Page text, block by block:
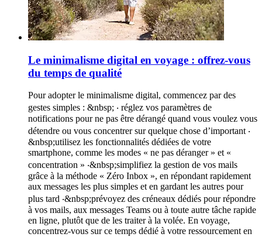
Le minimalisme digital en voyage : offrez-vous
du temps de qualité
Pour adopter le minimalisme digital, commencez par des
gestes simples : &nbsp; ‧ réglez vos paramètres de
notifications pour ne pas être dérangé quand vous voulez vous
détendre ou vous concentrer sur quelque chose d’important ‧
&nbsp;utilisez les fonctionnalités dédiées de votre
smartphone, comme les modes « ne pas déranger » et «
concentration » ‧&nbsp;simplifiez la gestion de vos mails
grâce à la méthode « Zéro Inbox », en répondant rapidement
aux messages les plus simples et en gardant les autres pour
plus tard ‧&nbsp;prévoyez des créneaux dédiés pour répondre
à vos mails, aux messages Teams ou à toute autre tâche rapide
en ligne, plutôt que de les traiter à la volée. En voyage,
concentrez-vous sur ce temps dédié à votre ressourcement en